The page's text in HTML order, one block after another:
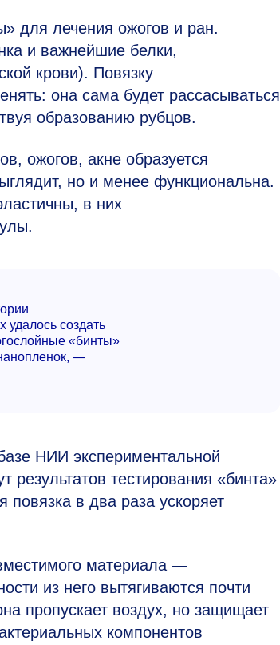
для лечения ожогов и ран.
и важнейшие белки,
крови). Повязку
она сама будет рассасываться
образованию рубцов.
ожогов, акне образуется
но и менее функциональна.
в них
создать
«бинты»
—
НИИ экспериментальной
тестирования «бинта»
в два раза ускоряет
материала —
из него вытягиваются почти
пропускает воздух, но защищает
компонентов